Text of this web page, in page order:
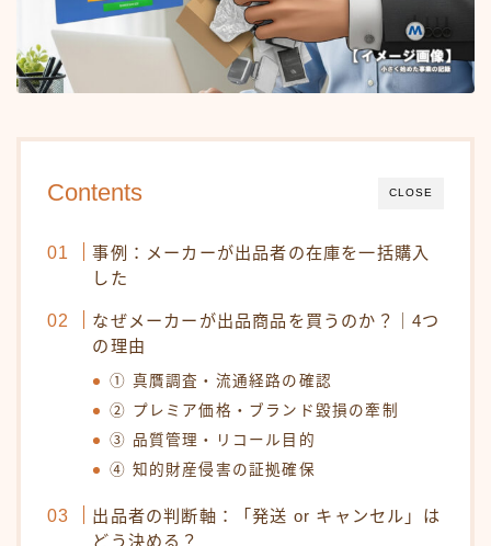
CLOSE
Contents
事例：メーカーが出品者の在庫を一括購入
した
なぜメーカーが出品商品を買うのか？｜4つ
の理由
① 真贋調査・流通経路の確認
② プレミア価格・ブランド毀損の牽制
③ 品質管理・リコール目的
④ 知的財産侵害の証拠確保
出品者の判断軸：「発送 or キャンセル」は
どう決める？